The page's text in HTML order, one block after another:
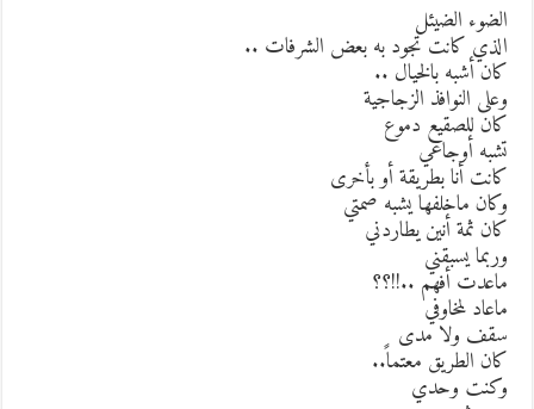
الضيئل
كانت تجود به بعض الشرفات ..
أشبه بالخيال ..
النوافذ الزجاجية
للصقيع دموع
أوجاعي
أنا بطريقة أو بأخرى
ماخلفها يشبه صمتي
ثمة أنين يطاردني
يسبقني
أفهم ..!!؟؟
لمخاوفي
ولا مدى
الطريق معتماً..
وحدي